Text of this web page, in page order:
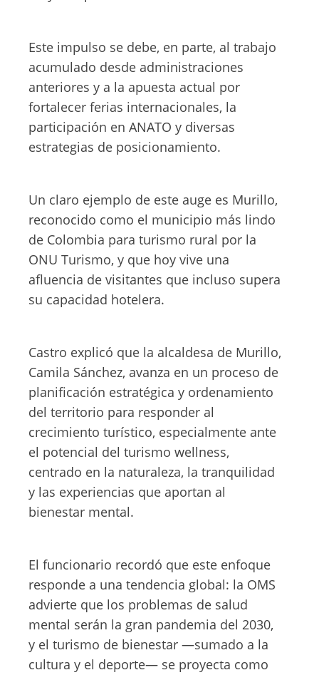
Este impulso se debe, en parte, al trabajo
acumulado desde administraciones
anteriores y a la apuesta actual por
fortalecer ferias internacionales, la
participación en ANATO y diversas
estrategias de posicionamiento.
Un claro ejemplo de este auge es Murillo,
reconocido como el municipio más lindo
de Colombia para turismo rural por la
ONU Turismo, y que hoy vive una
afluencia de visitantes que incluso supera
su capacidad hotelera.
Castro explicó que la alcaldesa de Murillo,
Camila Sánchez, avanza en un proceso de
planificación estratégica y ordenamiento
del territorio para responder al
crecimiento turístico, especialmente ante
el potencial del turismo wellness,
centrado en la naturaleza, la tranquilidad
y las experiencias que aportan al
bienestar mental.
El funcionario recordó que este enfoque
responde a una tendencia global: la OMS
advierte que los problemas de salud
mental serán la gran pandemia del 2030,
y el turismo de bienestar —sumado a la
cultura y el deporte— se proyecta como